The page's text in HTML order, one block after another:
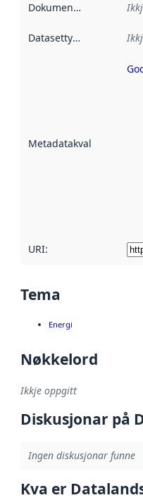
Dokumentasjon
Datasettype
Metadatakvalitet
URI:
Tema
Energi
Nøkkelord
Ikkje oppgitt
Diskusjonar på
Ingen diskusjonar funne
Kva er